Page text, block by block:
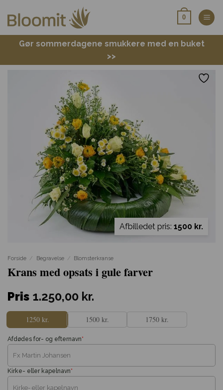
0
Gør sommerdagene smukkere med en buket
>>
Afbilledet pris: 1500 kr.
Forside / Begravelse / Blomsterkranse
Krans med opsats i gule farver
Pris 1.250,00 kr.
1250 kr. 1500 kr. 1750 kr.
*
Afdødes for- og efternavn
*
Kirke- eller kapelnavn